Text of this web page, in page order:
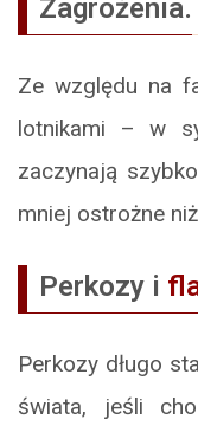
Zagrożenia.
Ze względu na
lotnikami – w
zaczynają
mniej ostrożne
Perkozy i
Perkozy długo
świata, jeśli